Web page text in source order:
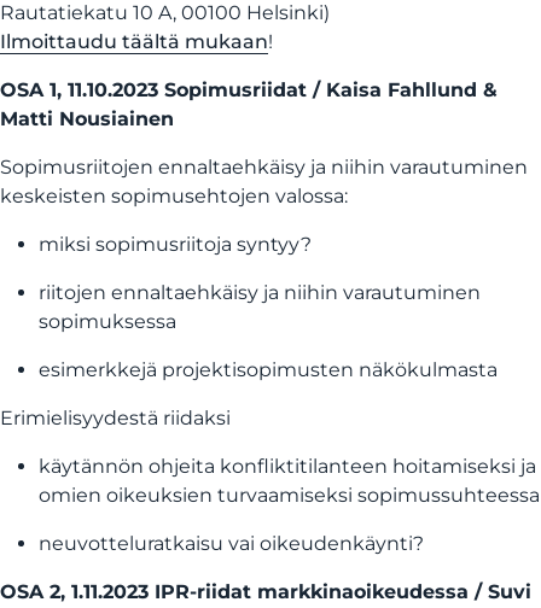
Rautatiekatu 10 A, 00100 Helsinki)
Ilmoittaudu täältä mukaan!
OSA 1, 11.10.2023 Sopimusriidat / Kaisa Fahllund &
Matti Nousiainen
Sopimusriitojen ennaltaehkäisy ja niihin varautuminen
keskeisten sopimusehtojen valossa:
miksi sopimusriitoja syntyy?
riitojen ennaltaehkäisy ja niihin varautuminen
sopimuksessa
esimerkkejä projektisopimusten näkökulmasta
Erimielisyydestä riidaksi
käytännön ohjeita konfliktitilanteen hoitamiseksi ja
omien oikeuksien turvaamiseksi sopimussuhteessa
neuvotteluratkaisu vai oikeudenkäynti?
OSA 2, 1.11.2023 IPR-riidat markkinaoikeudessa / Suvi